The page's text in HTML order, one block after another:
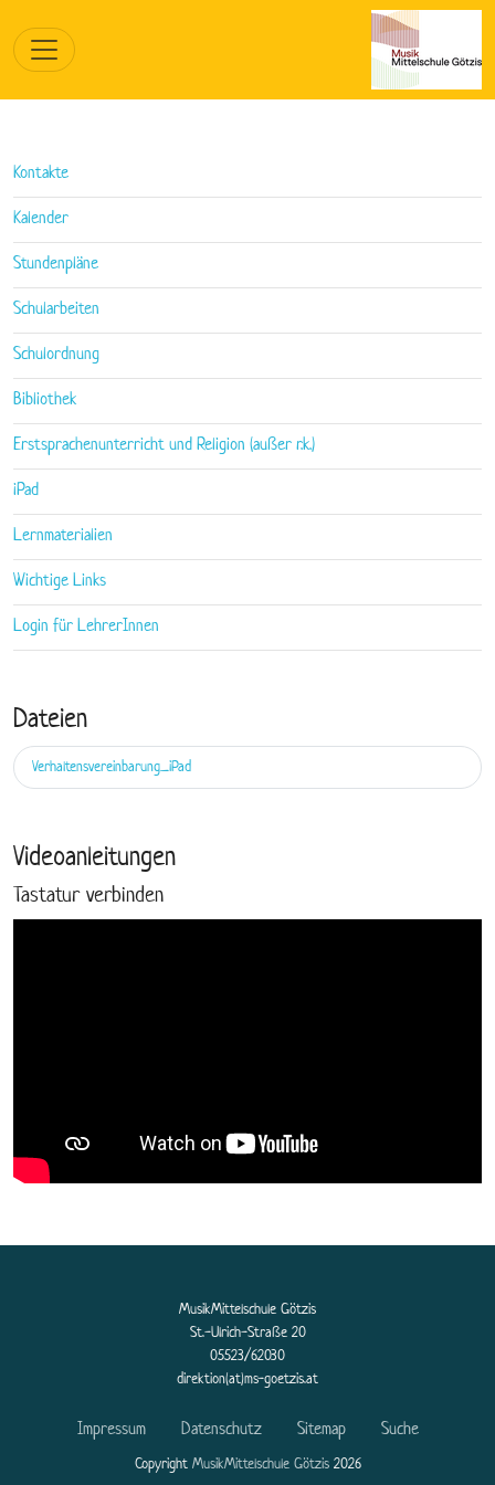
Kontakte
Kalender
Stundenpläne
Schularbeiten
Schulordnung
Bibliothek
Erstsprachenunterricht und Religion (außer r.k.)
iPad
Lernmaterialien
Wichtige Links
Login für LehrerInnen
Dateien
Verhaltensvereinbarung_iPad
Videoanleitungen
Tastatur verbinden
MusikMittelschule Götzis
St.-Ulrich-Straße 20
05523/62030
direktion(at)ms-goetzis.at
Impressum Datenschutz Sitemap Suche
Copyright MusikMittelschule Götzis 2026